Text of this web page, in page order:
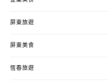
屏東旅遊
屏東美食
恆春旅遊